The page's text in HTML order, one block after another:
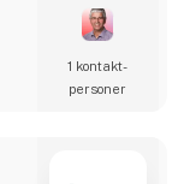
1 kontakt­
personer